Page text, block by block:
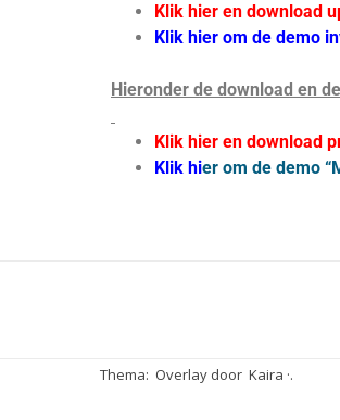
Klik hier en download
Klik hier om de demo
Hieronder de download en
Klik hier en download
Klik hier om de demo
Thema: Overlay door Kaira ·.